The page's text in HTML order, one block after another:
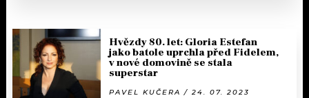
Hvězdy 80. let: Gloria Estefan
jako batole uprchla před Fidelem,
v nové domovině se stala
superstar
PAVEL KUČERA / 24. 07. 2023